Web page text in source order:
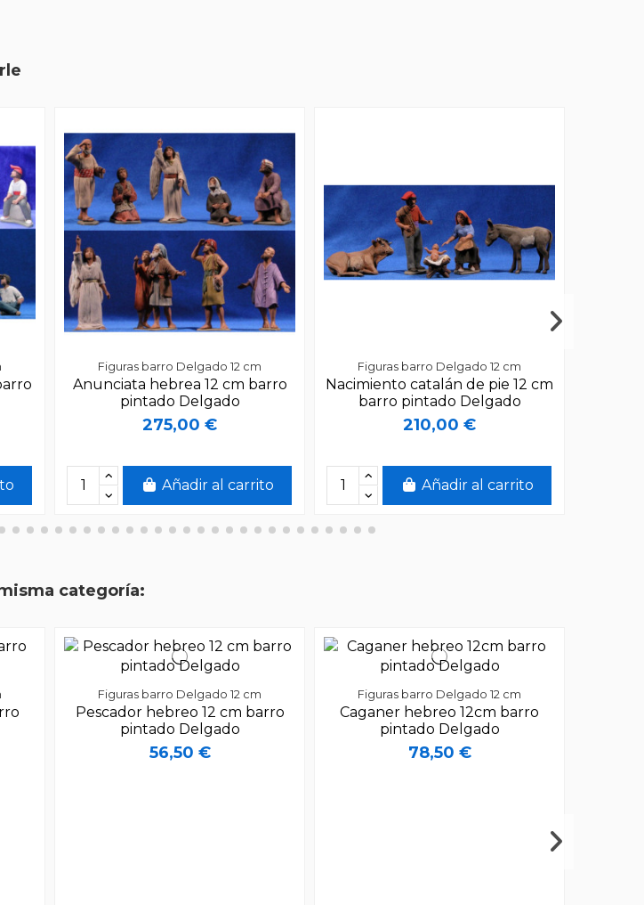
Figuras barro Delgado 12 cm
Anunciata hebrea 12 cm barro
pintado Delgado
275,00 €
Añadir al carrito
Figuras barro Delgado 12 cm
Nacimiento catalán de pie 12 cm
barro pintado Delgado
210,00 €
Añadir al carrito
categoría:
Figuras barro Delgado 12 cm
Pescador hebreo 12 cm barro
pintado Delgado
56,50 €
Figuras barro Delgado 12 cm
Caganer hebreo 12cm barro
pintado Delgado
78,50 €